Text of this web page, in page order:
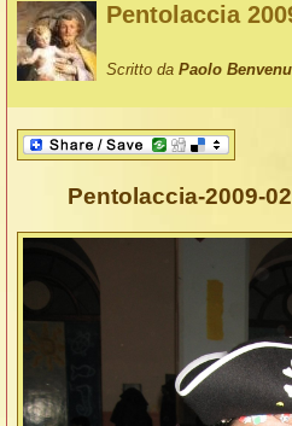
Pentolaccia
Scritto da Paolo
Pentolaccia-2009-